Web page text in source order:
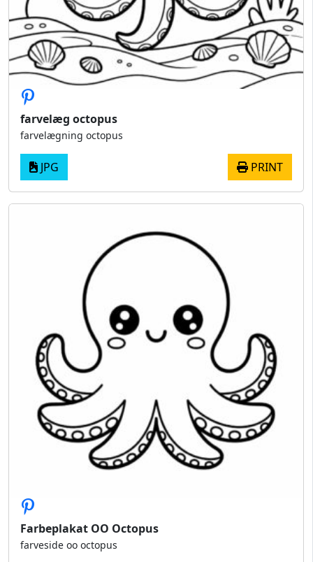
farvelæg octopus
farvelægning octopus
JPG PRINT
Farbeplakat OO Octopus
farveside oo octopus